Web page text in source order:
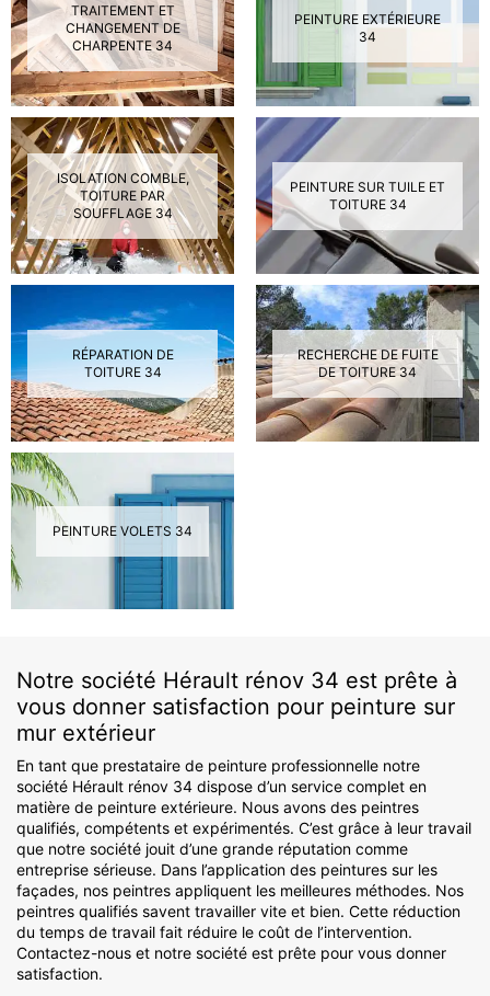
TRAITEMENT ET
CHANGEMENT DE
CHARPENTE 34
PEINTURE EXTÉRIEURE
34
ISOLATION COMBLE,
TOITURE PAR
SOUFFLAGE 34
PEINTURE SUR TUILE ET
TOITURE 34
RÉPARATION DE
TOITURE 34
RECHERCHE DE FUITE
DE TOITURE 34
PEINTURE VOLETS 34
Notre société Hérault rénov 34 est prête à
vous donner satisfaction pour peinture sur
mur extérieur
En tant que prestataire de peinture professionnelle notre
société Hérault rénov 34 dispose d’un service complet en
matière de peinture extérieure. Nous avons des peintres
qualifiés, compétents et expérimentés. C’est grâce à leur travail
que notre société jouit d’une grande réputation comme
entreprise sérieuse. Dans l’application des peintures sur les
façades, nos peintres appliquent les meilleures méthodes. Nos
peintres qualifiés savent travailler vite et bien. Cette réduction
du temps de travail fait réduire le coût de l’intervention.
Contactez-nous et notre société est prête pour vous donner
satisfaction.